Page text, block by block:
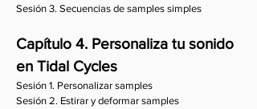
Sesión 3. Secuencias de samples simples
Capítulo 4. Personaliza tu sonido
en Tidal Cycles
Sesión 1. Personalizar samples
Sesión 2. Estirar y deformar samples